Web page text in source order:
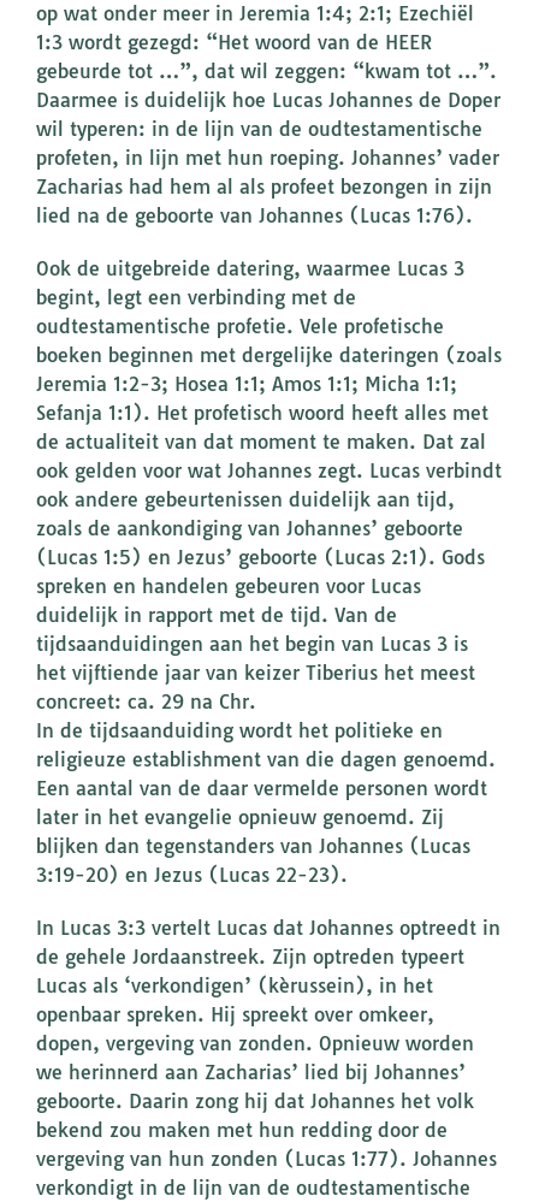
op wat onder meer in Jeremia 1:4; 2:1; Ezechiël
1:3 wordt gezegd: “Het woord van de HEER
gebeurde tot …”, dat wil zeggen: “kwam tot …”.
Daarmee is duidelijk hoe Lucas Johannes de Doper
wil typeren: in de lijn van de oudtestamentische
profeten, in lijn met hun roeping. Johannes’ vader
Zacharias had hem al als profeet bezongen in zijn
lied na de geboorte van Johannes (Lucas 1:76).
Ook de uitgebreide datering, waarmee Lucas 3
begint, legt een verbinding met de
oudtestamentische profetie. Vele profetische
boeken beginnen met dergelijke dateringen (zoals
Jeremia 1:2-3; Hosea 1:1; Amos 1:1; Micha 1:1;
Sefanja 1:1). Het profetisch woord heeft alles met
de actualiteit van dat moment te maken. Dat zal
ook gelden voor wat Johannes zegt. Lucas verbindt
ook andere gebeurtenissen duidelijk aan tijd,
zoals de aankondiging van Johannes’ geboorte
(Lucas 1:5) en Jezus’ geboorte (Lucas 2:1). Gods
spreken en handelen gebeuren voor Lucas
duidelijk in rapport met de tijd. Van de
tijdsaanduidingen aan het begin van Lucas 3 is
het vijftiende jaar van keizer Tiberius het meest
concreet: ca. 29 na Chr.
In de tijdsaanduiding wordt het politieke en
religieuze establishment van die dagen genoemd.
Een aantal van de daar vermelde personen wordt
later in het evangelie opnieuw genoemd. Zij
blijken dan tegenstanders van Johannes (Lucas
3:19-20) en Jezus (Lucas 22-23).
In Lucas 3:3 vertelt Lucas dat Johannes optreedt in
de gehele Jordaanstreek. Zijn optreden typeert
Lucas als ‘verkondigen’ (kèrussein), in het
openbaar spreken. Hij spreekt over omkeer,
dopen, vergeving van zonden. Opnieuw worden
we herinnerd aan Zacharias’ lied bij Johannes’
geboorte. Daarin zong hij dat Johannes het volk
bekend zou maken met hun redding door de
vergeving van hun zonden (Lucas 1:77). Johannes
verkondigt in de lijn van de oudtestamentische